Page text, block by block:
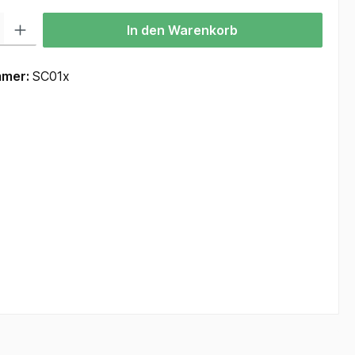
In den Warenkorb
SC01x